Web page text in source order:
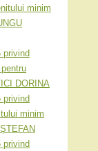
minim
privind
DORINA
privind
minim
privind